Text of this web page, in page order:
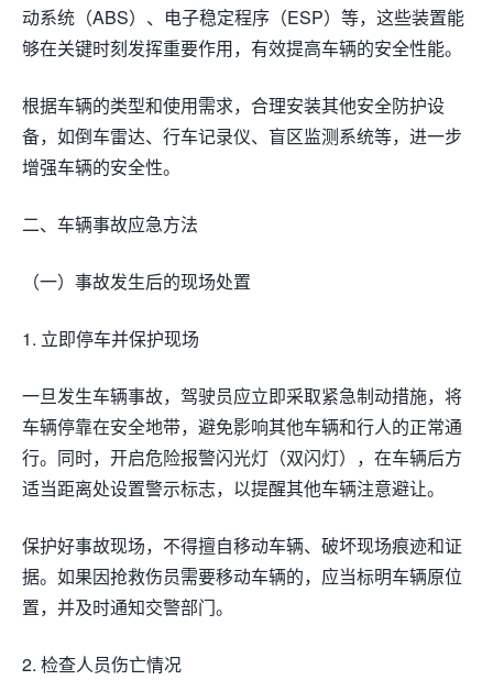
动系统（ABS）、电子稳定程序（ESP）等，这些装置能
够在关键时刻发挥重要作用，有效提高车辆的安全性能。
根据车辆的类型和使用需求，合理安装其他安全防护设
备，如倒车雷达、行车记录仪、盲区监测系统等，进一步
增强车辆的安全性。
二、车辆事故应急方法
（一）事故发生后的现场处置
1. 立即停车并保护现场
一旦发生车辆事故，驾驶员应立即采取紧急制动措施，将
车辆停靠在安全地带，避免影响其他车辆和行人的正常通
行。同时，开启危险报警闪光灯（双闪灯），在车辆后方
适当距离处设置警示标志，以提醒其他车辆注意避让。
保护好事故现场，不得擅自移动车辆、破坏现场痕迹和证
据。如果因抢救伤员需要移动车辆的，应当标明车辆原位
置，并及时通知交警部门。
2. 检查人员伤亡情况